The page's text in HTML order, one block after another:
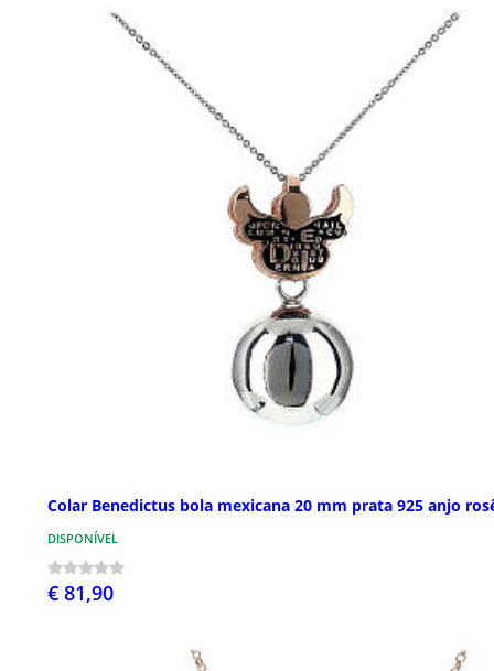
Colar Benedictus bola mexicana 20 mm prata 925 anjo
DISPONÍVEL
€ 81,90